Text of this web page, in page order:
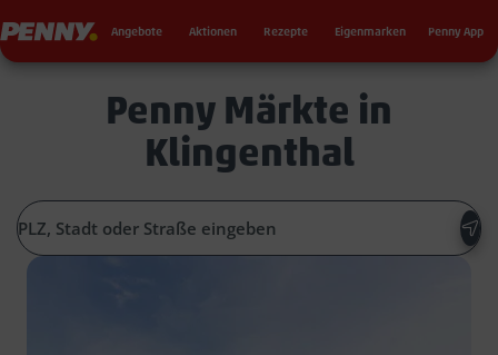
Penny Angebote Aktionen Rezepte Eigenmarken Penny App
Penny Märkte in
Klingenthal